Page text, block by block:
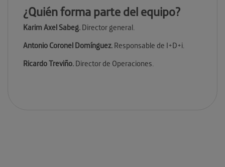
¿Quién forma parte del equipo?
Karim Axel Sabeg. Director general.
Antonio Coronel Domínguez. Responsable de I+D+i.
Ricardo Treviño. Director de Operaciones.